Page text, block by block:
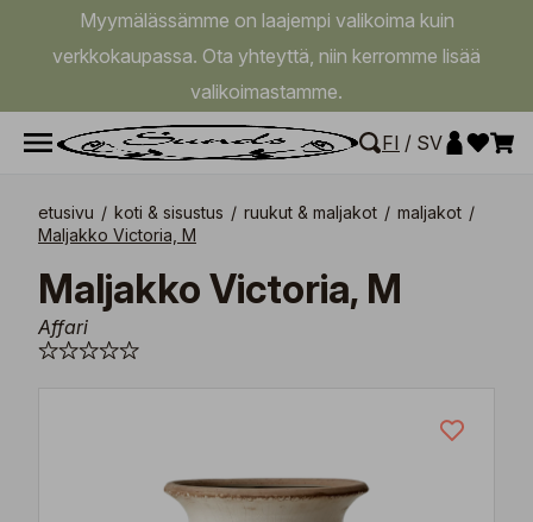
Myymälässämme on laajempi valikoima kuin
verkkokaupassa. Ota yhteyttä, niin kerromme lisää
valikoimastamme.
FI / SV
etusivu / koti & sisustus / ruukut & maljakot / maljakot /
Maljakko Victoria, M
Maljakko Victoria, M
Affari